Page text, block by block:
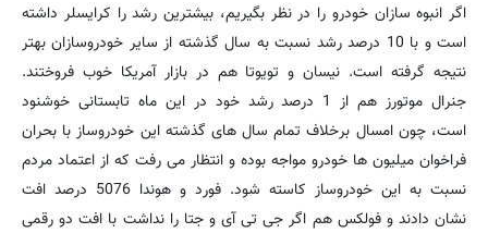
اگر انبوه سازان خودرو را در نظر بگیریم، بیشترین رشد را کرایسلر داشته
است و با 10 درصد رشد نسبت به سال گذشته از سایر خودروسازان بهتر
نتیجه گرفته است. نیسان و تویوتا هم در بازار آمریکا خوب فروختند.
جنرال موتورز هم از 1 درصد رشد خود در این ماه تابستانی خوشنود
است، چون امسال برخلاف تمام سال های گذشته این خودروساز با بحران
فراخوان میلیون ها خودرو مواجه بوده و انتظار می رفت که از اعتماد مردم
نسبت به این خودروساز کاسته شود.
فورد و هوندا 5076 درصد افت
نشان دادند و فولکس هم اگر جی تی آی و جتا را نداشت با افت دو رقمی